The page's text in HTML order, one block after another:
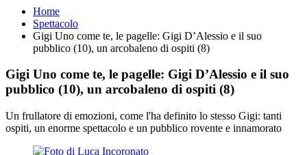
Home
Spettacolo
Gigi Uno come te, le pagelle: Gigi D’Alessio e il suo
pubblico (10), un arcobaleno di ospiti (8)
Gigi Uno come te, le pagelle: Gigi D’Alessio e il suo
pubblico (10), un arcobaleno di ospiti (8)
Un frullatore di emozioni, come l'ha definito lo stesso Gigi: tanti
ospiti, un enorme spettacolo e un pubblico rovente e innamorato